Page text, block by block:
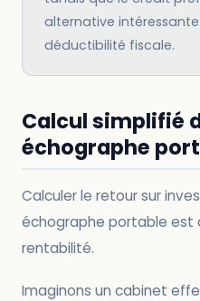
alternative
déductibilité fiscale.
Calcul simplifié
échographe
Calculer le retour sur
échographe portable est
rentabilité.
Imaginons un cabinet